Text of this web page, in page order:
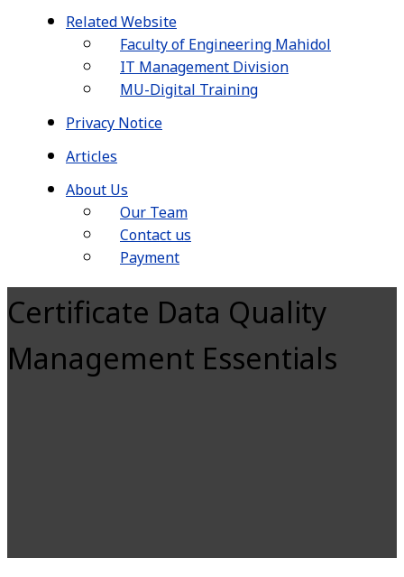
Related Website
Faculty of Engineering Mahidol
IT Management Division
MU-Digital Training
Privacy Notice
Articles
About Us
Our Team
Contact us
Payment
Certificate Data Quality
Management Essentials